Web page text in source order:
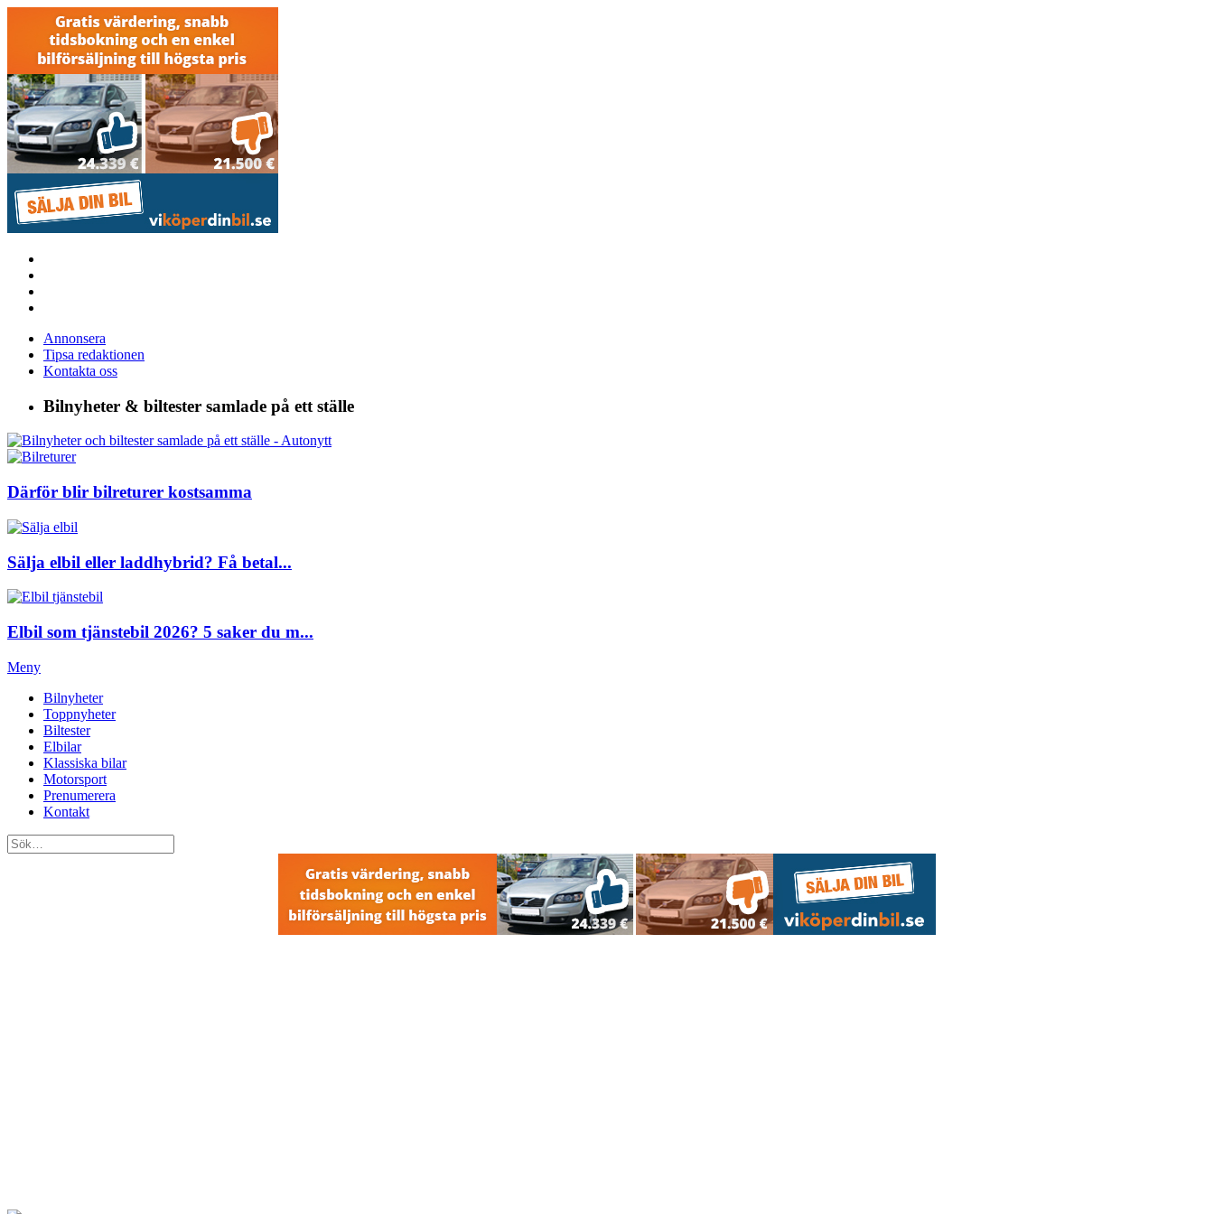
Annonsera
Tipsa redaktionen
Kontakta oss
Bilnyheter & biltester samlade på ett ställe
Därför blir bilreturer kostsamma
Sälja elbil eller laddhybrid? Få betal...
Elbil som tjänstebil 2026? 5 saker du m...
Meny
Bilnyheter
Toppnyheter
Biltester
Elbilar
Klassiska bilar
Motorsport
Prenumerera
Kontakt